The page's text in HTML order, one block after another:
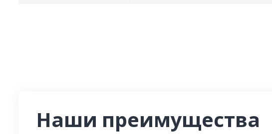
Наши преимущества